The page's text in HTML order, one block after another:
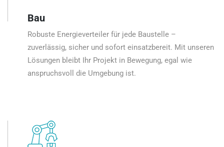
Bau
Robuste Energieverteiler für jede Baustelle –
zuverlässig, sicher und sofort einsatzbereit. Mit unseren
Lösungen bleibt Ihr Projekt in Bewegung, egal wie
anspruchsvoll die Umgebung ist.